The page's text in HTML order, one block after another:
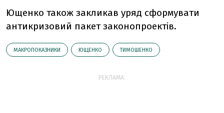
Ющенко також закликав уряд сформувати
антикризовий пакет законопроектів.
МАКРОПОКАЗНИКИ ЮЩЕНКО ТИМОШЕНКО
РЕКЛАМА: